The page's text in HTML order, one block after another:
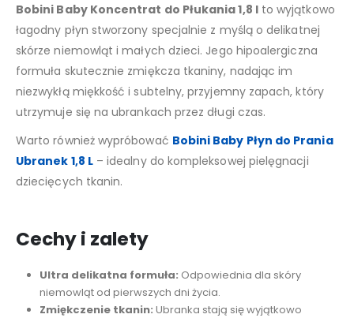
Bobini Baby Koncentrat do Płukania 1,8 lto wyjątkowo
łagodny płyn stworzony specjalnie z myślą o delikatnej
skórze niemowląt i małych dzieci. Jego hipoalergiczna
formuła skutecznie zmiękcza tkaniny, nadając im
niezwykłą miękkość i subtelny, przyjemny zapach, który
utrzymuje się na ubrankach przez długi czas.
Warto również wypróbować Bobini Baby Płyn do Prania
Ubranek 1,8 L– idealny do kompleksowej pielęgnacji
dziecięcych tkanin.
Cechy i zalety
Ultra delikatna formuła: Odpowiednia dla skóry
niemowląt od pierwszych dni życia.
Zmiękczenie tkanin: Ubranka stają się wyjątkowo